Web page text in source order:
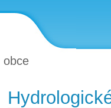
obce